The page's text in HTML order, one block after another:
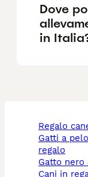
Dove
in
regalo
gatti a pelo lungo
regalo
gatto
cani in